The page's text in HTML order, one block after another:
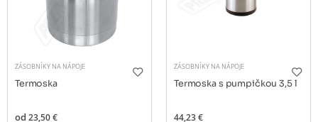
ZÁSOBNÍKY NA NÁPOJE
Termoska
od 23,50 €
ZÁSOBNÍKY NA NÁPOJE
Termoska s pumpičkou 3,5 l
44,23 €